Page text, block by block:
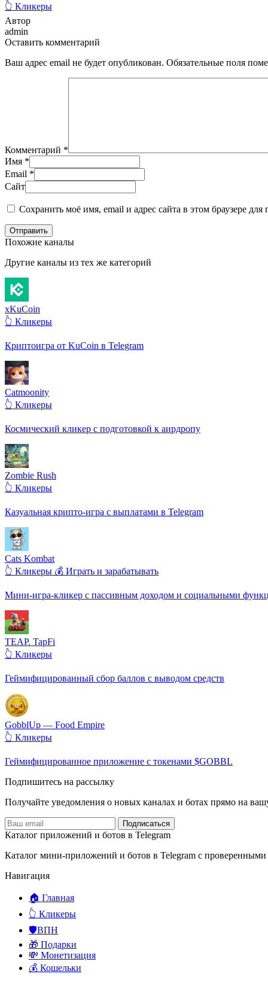
👆 Кликеры
Автор
admin
Оставить комментарий
Ваш адрес email не будет опубликован. Обязательные поля
Комментарий *
Имя *
Email *
Сайт
Сохранить моё имя, email и адрес сайта в этом браузере
Отправить
Похожие каналы
Другие каналы из тех же категорий
xKuCoin
👆 Кликеры
Криптоигра от KuCoin в Telegram
Catmoonity
👆 Кликеры
Космический кликер с подготовкой к аирдропу
Zombie Rush
👆 Кликеры
Казуальная крипто-игра с выплатами в Telegram
Cats Kombat
👆 Кликеры 💰 Играть и зарабатывать
Мини-игра-кликер с пассивным доходом и социальными
TEAP. TapFi
👆 Кликеры
Геймифицированный сбор баллов с выводом средств
GobblUp — Food Empire
👆 Кликеры
Геймифицированное приложение с токенами $GOBBL
Подпишитесь на рассылку
Получайте уведомления о новых каналах и ботаx прямо на
Подписаться
Каталог приложений и ботов в Telegram
Каталог мини-приложений и ботов в Telegram с
Навигация
🏠 Главная
👆 Кликеры
🛡️ВПН
🎁 Подарки
💸 Монетизация
💰 Кошельки